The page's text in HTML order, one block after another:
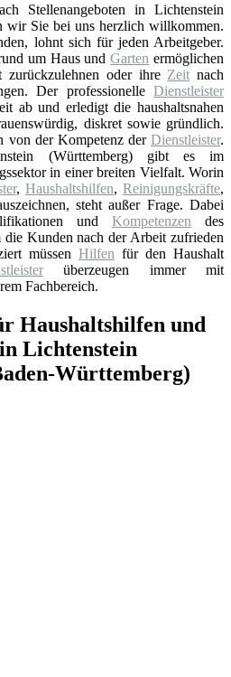
Stellenangeboten in Lichtenstein
wir Sie bei uns herzlich willkommen.
lohnt sich für jeden Arbeitgeber.
um Haus undGarten ermöglichen
zurückzulehnen oder ihre Zeit nach
Der professionelle Dienstleister
ab und erledigt die haushaltsnahen
diskret sowie gründlich.
von der Kompetenz der Dienstleister.
(Württemberg) gibt es im
in einer breiten Vielfalt. Worin
, Haushaltshilfen, Reinigungskräfte,
steht außer Frage. Dabei
und Kompetenzen des
die Kunden nach der Arbeit zufrieden
müssen Hilfen für den Haushalt
überzeugen immer mit
Fachbereich.
Haushaltshilfen und
Lichtenstein
Württemberg)